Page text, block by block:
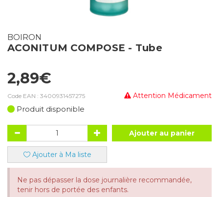
BOIRON
ACONITUM COMPOSE - Tube
2,89€
Attention Médicament
Code EAN : 3400931457275
Produit disponible
Ajouter au panier
Ajouter à Ma liste
Ne pas dépasser la dose journalière recommandée,
tenir hors de portée des enfants.